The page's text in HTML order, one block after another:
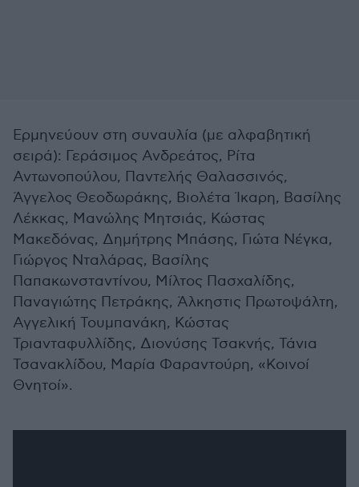
Ερμηνεύουν στη συναυλία (με αλφαβητική
σειρά): Γεράσιμος Ανδρεάτος, Ρίτα
Αντωνοπούλου, Παντελής Θαλασσινός,
Άγγελος Θεοδωράκης, Βιολέτα Ίκαρη, Βασίλης
Λέκκας, Μανώλης Μητσιάς, Κώστας
Μακεδόνας, Δημήτρης Μπάσης, Γιώτα Νέγκα,
Γιώργος Νταλάρας, Βασίλης
Παπακωνσταντίνου, Μίλτος Πασχαλίδης,
Παναγιώτης Πετράκης, Άλκηστις Πρωτοψάλτη,
Αγγελική Τουμπανάκη, Κώστας
Τριανταφυλλίδης, Διονύσης Τσακνής, Τάνια
Τσανακλίδου, Μαρία Φαραντούρη, «Κοινοί
Θνητοί».